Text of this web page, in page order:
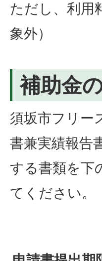
ただし、利用
象外）
補助金
須坂市フリー
書兼実績報告
する書類を下
てください。